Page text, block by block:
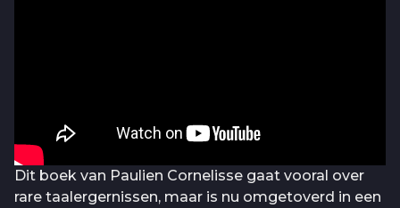
Dit boek van Paulien Cornelisse gaat vooral over
rare taalergernissen, maar is nu omgetoverd in een